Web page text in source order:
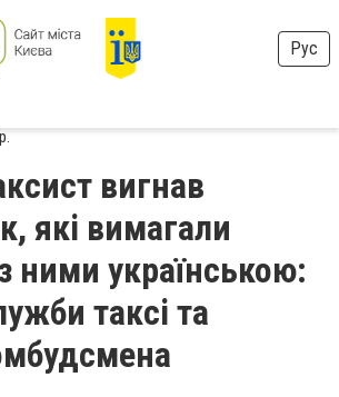
Рус
вигнав
які вимагали
ними українською:
таксі та